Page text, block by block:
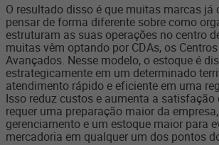
O resultado disso é que muitas marcas já
pensar de forma diferente sobre como
estruturam as suas operações no centro
muitas vêm optando por CDAs, os
Avançados. Nesse modelo, o estoque é
estrategicamente em um determinado
atendimento rápido e eficiente em uma
Isso reduz custos e aumenta a satisfação
requer uma preparação maior da
gerenciamento e um estoque maior para
mercadoria em qualquer um dos pontos